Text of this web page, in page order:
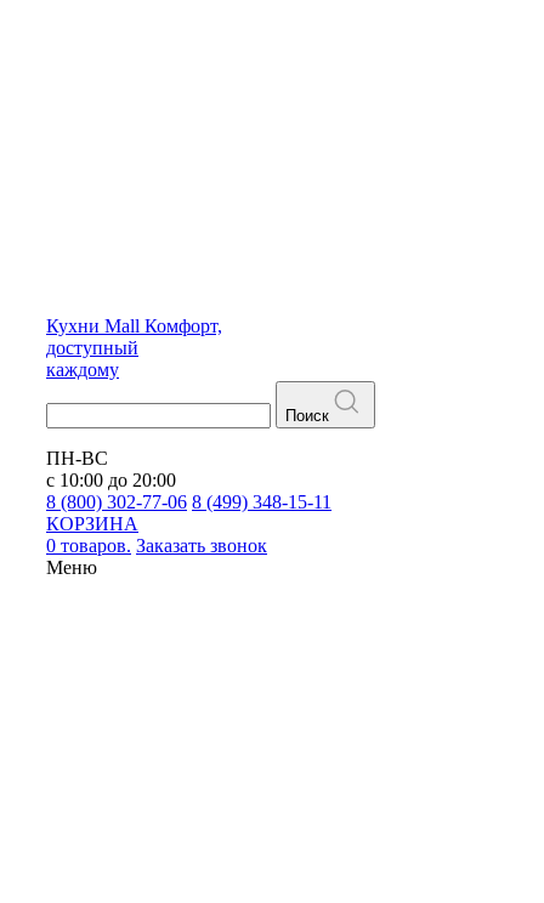
Кухни Mall Комфорт,
доступный
каждому
Поиск
ПН-ВС
с 10:00 до 20:00
8 (800) 302-77-06 8 (499) 348-15-11
КОРЗИНА
0 товаров. Заказать звонок
Меню